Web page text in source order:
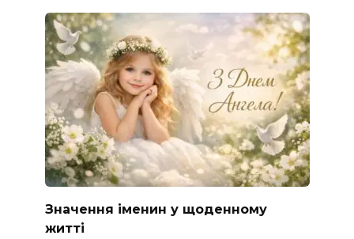
Значення іменин у щоденному
житті